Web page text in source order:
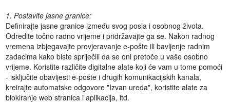
1. Postavite jasne granice:
Definirajte jasne granice između svog posla i osobnog života.
Odredite točno radno vrijeme i pridržavajte ga se. Nakon radnog
vremena izbjegavajte provjeravanje e-pošte ili bavljenje radnim
zadacima kako biste spriječili da se oni pretoče u vaše osobno
vrijeme. Koristite različite digitalne alate koji će vam u tome pomoći
- isključite obavijesti e-pošte i drugih komunikacijskih kanala,
kreirajte automatske odgovore "Izvan ureda", koristite alate za
blokiranje web stranica i aplikacija, itd.